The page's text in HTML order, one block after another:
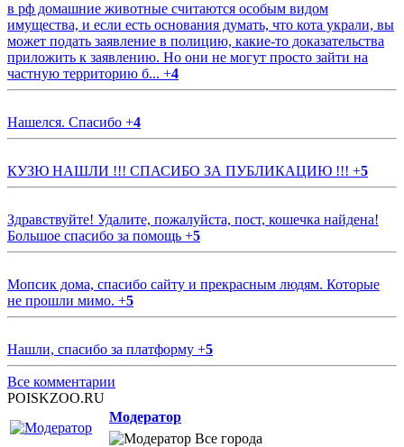
в рф домашние животные считаются особым видом
имущества, и если есть основания думать, что кота украли, вы
может подать заявление в полицию, какие-то доказательства
приложить к заявлению. Но они не могут просто зайти на
частную территорию б... +4
Нашелся. Спасибо +4
КУЗЮ НАШЛИ !!! СПАСИБО ЗА ПУБЛИКАЦИЮ !!! +5
Здравствуйте! Удалите, пожалуйста, пост, кошечка найдена!
Большое спасибо за помощь +5
Мопсик дома, спасибо сайту и прекрасным людям. Которые
не прошли мимо. +5
Нашли, спасибо за платформу +5
Все комментарии
POISKZOO.RU
Модератор
Все города